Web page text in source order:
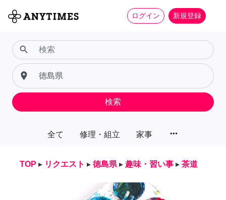
ログイン 新規登録
全て 修理・組立 家事 more_horiz
search
place
検索
TOP ▸ リクエスト ▸ 徳島県 ▸ 趣味・習い事 ▸ 茶道